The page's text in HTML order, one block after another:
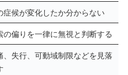
症候が変化したか分からない
の偏りを一律に無視と判断する
、失行、可動域制限などを見落